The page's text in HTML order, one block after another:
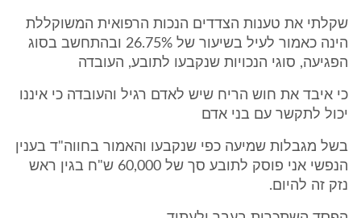
שקלתי את טענות הצדדים הנכות הרפואית המשוקללת
הינה כאמור לעיל בשיעור של 26.75% ובהתחשב בסוג
הפגיעה, סוגי הנכויות שנקבעו לתובע, העובדה
כי איבד את חוש הריח שיש לאדם רגיל והעובדה כי איננו
יכול לתקשר עם בני אדם
בשל מגבלות שמיעה כפי שנקבעו והאמור בחווה"ד בענין
הנפשי אני פוסק לתובע סך של 60,000 ש"ח בגין ראש
נזק זה להיום.